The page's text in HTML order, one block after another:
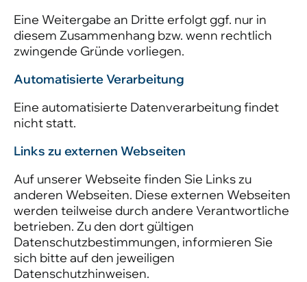
Eine Weitergabe an Dritte erfolgt ggf. nur in
diesem Zusammenhang bzw. wenn rechtlich
zwingende Gründe vorliegen.
Automatisierte Verarbeitung
Eine automatisierte Datenverarbeitung findet
nicht statt.
Links zu externen Webseiten
Auf unserer Webseite finden Sie Links zu
anderen Webseiten. Diese externen Webseiten
werden teilweise durch andere Verantwortliche
betrieben. Zu den dort gültigen
Datenschutzbestimmungen, informieren Sie
sich bitte auf den jeweiligen
Datenschutzhinweisen.